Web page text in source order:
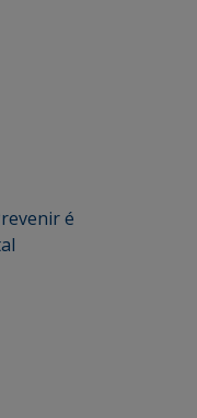
é